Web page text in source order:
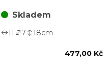
Skladem
11 7 18cm
477,00 Kč